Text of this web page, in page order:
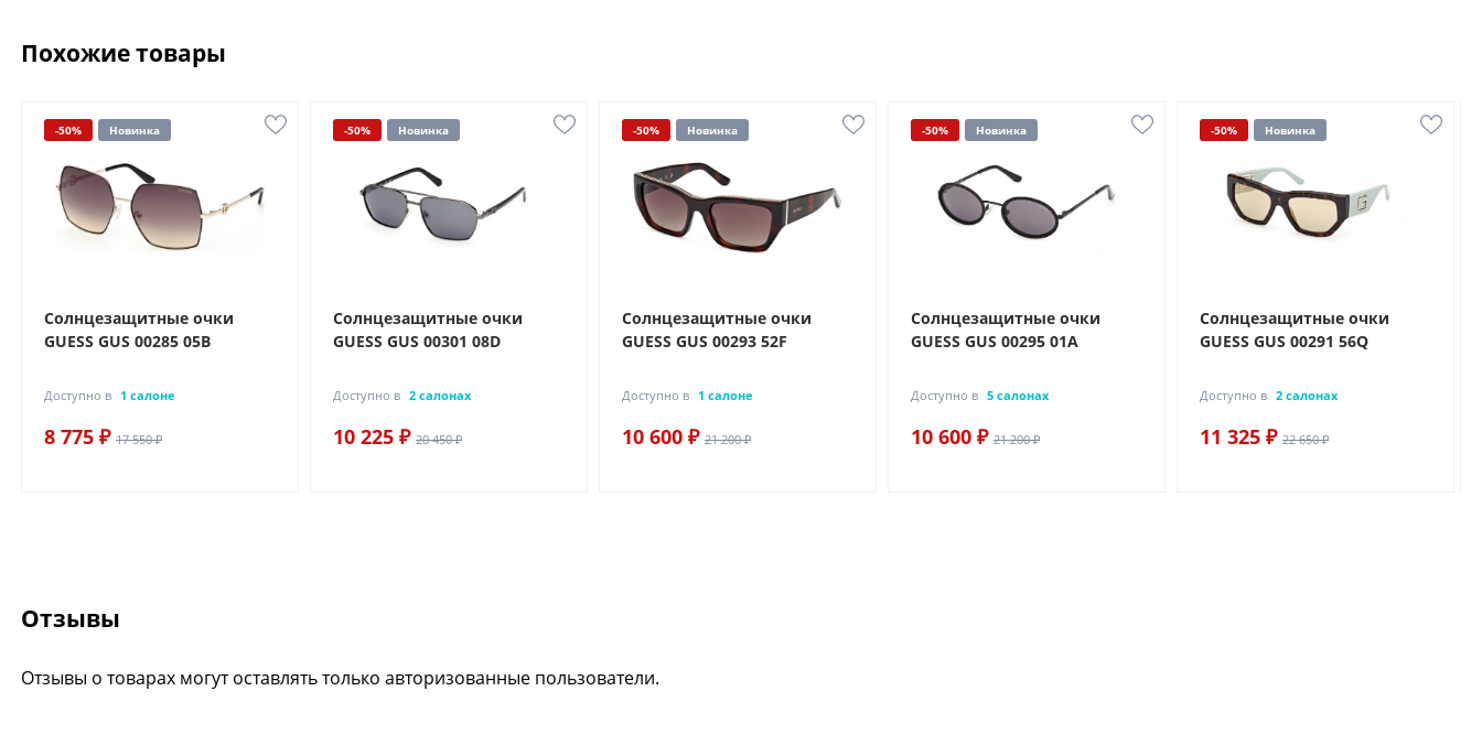
Похожие товары
-50% Новинка
Солнцезащитные очки
GUESS GUS 00285 05B
Доступно в 1 салоне
8 775 ₽ 17 550 ₽
-50% Новинка
Солнцезащитные очки
GUESS GUS 00301 08D
Доступно в 2 салонах
10 225 ₽ 20 450 ₽
-50% Новинка
Солнцезащитные очки
GUESS GUS 00293 52F
Доступно в 1 салоне
10 600 ₽ 21 200 ₽
-50% Новинка
Солнцезащитные очки
GUESS GUS 00295 01A
Доступно в 5 салонах
10 600 ₽ 21 200 ₽
-50% Новинка
Солнцезащитные очки
GUESS GUS 00291 56Q
Доступно в 2 салонах
11 325 ₽ 22 650 ₽
Отзывы
Отзывы о товарах могут оставлять только авторизованные пользователи.